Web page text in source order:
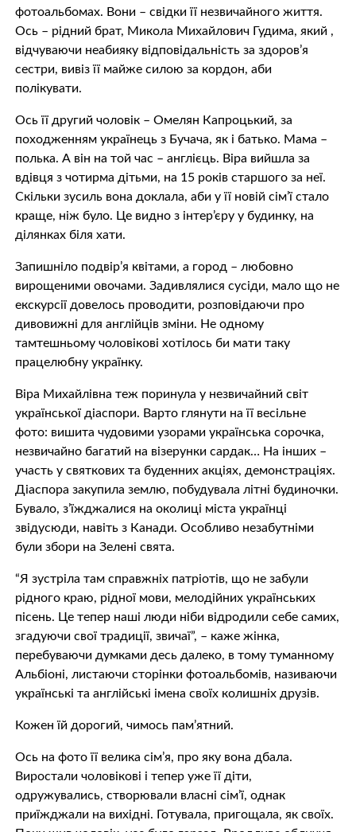
фотоальбомах. Вони – свідки її незвичайного життя.
Ось – рідний брат, Микола Михайлович Гудима, який ,
відчуваючи неабияку відповідальність за здоров’я
сестри, вивіз її майже силою за кордон, аби
полікувати.
Ось її другий чоловік – Омелян Капроцький, за
походженням українець з Бучача, як і батько. Мама –
полька. А він на той час – англієць. Віра вийшла за
вдівця з чотирма дітьми, на 15 років старшого за неї.
Скільки зусиль вона доклала, аби у її новій сім’ї стало
краще, ніж було. Це видно з інтер’єру у будинку, на
ділянках біля хати.
Запишніло подвір’я квітами, а город – любовно
вирощеними овочами. Задивлялися сусіди, мало що не
екскурсії довелось проводити, розповідаючи про
дивовижні для англійців зміни. Не одному
тамтешньому чоловікові хотілось би мати таку
працелюбну українку.
Віра Михайлівна теж поринула у незвичайний світ
української діаспори. Варто глянути на її весільне
фото: вишита чудовими узорами українська сорочка,
незвичайно багатий на візерунки сардак… На інших –
участь у святкових та буденних акціях, демонстраціях.
Діаспора закупила землю, побудувала літні будиночки.
Бувало, з’їжджалися на околиці міста українці
звідусюди, навіть з Канади. Особливо незабутніми
були збори на Зелені свята.
“Я зустріла там справжніх патріотів, що не забули
рідного краю, рідної мови, мелодійних українських
пісень. Це тепер наші люди ніби відродили себе самих,
згадуючи свої традиції, звичаї”, – каже жінка,
перебуваючи думками десь далеко, в тому туманному
Альбіоні, листаючи сторінки фотоальбомів, називаючи
українські та англійські імена своїх колишніх друзів.
Кожен їй дорогий, чимось пам’ятний.
Ось на фото її велика сім’я, про яку вона дбала.
Виростали чоловікові і тепер уже її діти,
одружувались, створювали власні сім’ї, однак
приїжджали на вихідні. Готувала, пригощала, як своїх.